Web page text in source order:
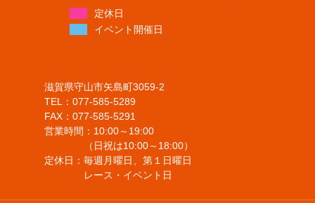
定休日
イベント開催日
滋賀県守山市矢島町3059-2
TEL：077-585-5289
FAX：077-585-5291
営業時間：10:00～19:00
（日祝は10:00～18:00）
定休日：毎週月曜日、第１日曜日
レース・イベント日